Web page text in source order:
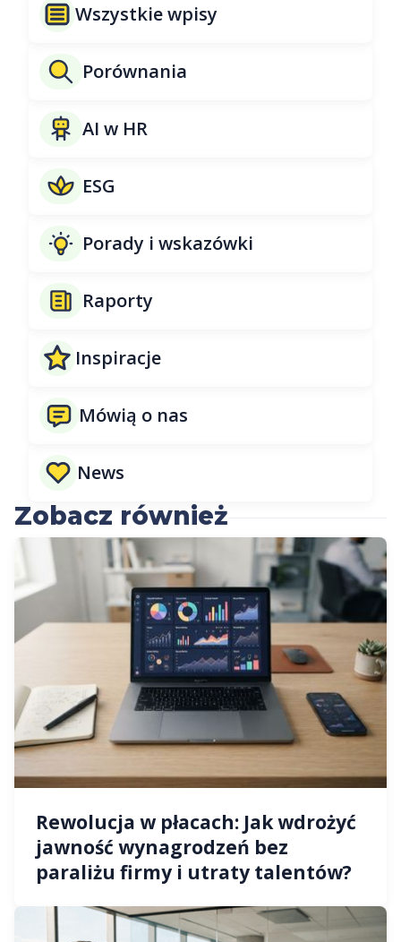
Wszystkie wpisy
Porównania
AI w HR
ESG
Porady i wskazówki
Raporty
Inspiracje
Mówią o nas
News
Zobacz również
Rewolucja w płacach: Jak wdrożyć
jawność wynagrodzeń bez
paraliżu firmy i utraty talentów?